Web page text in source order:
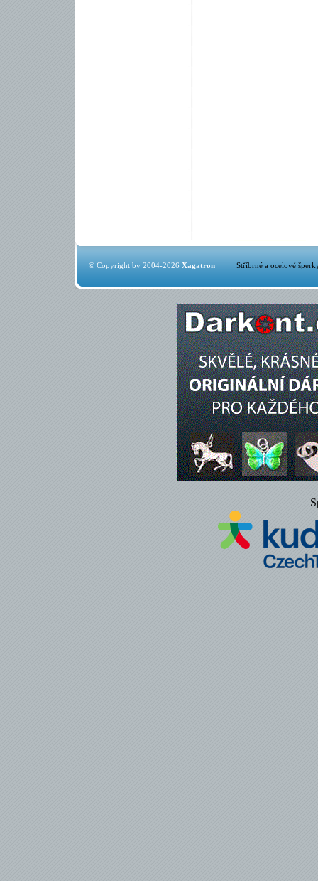
© Copyright by 2004-2026 Xagatron Stříbrné a ocelové